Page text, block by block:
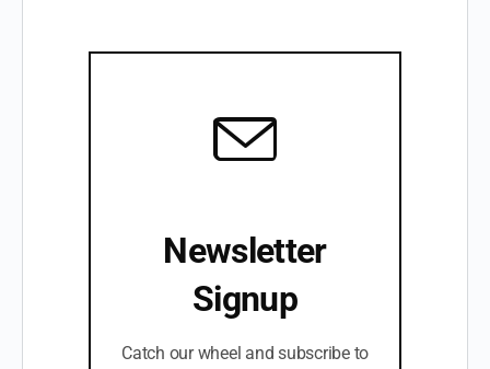
Newsletter
Signup
Catch our wheel and subscribe to